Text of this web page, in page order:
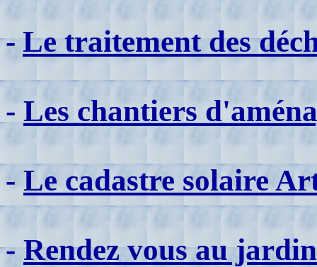
- Le traitement des
-Les chantiers
- Le cadastre solaire
- Rendez vous au jardin